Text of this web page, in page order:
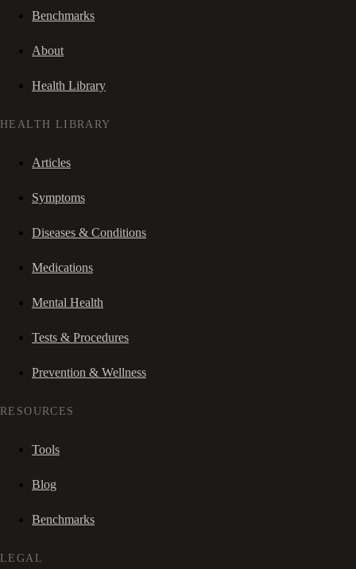
Benchmarks
About
Health Library
HEALTH LIBRARY
Articles
Symptoms
Diseases & Conditions
Medications
Mental Health
Tests & Procedures
Prevention & Wellness
RESOURCES
Tools
Blog
Benchmarks
LEGAL